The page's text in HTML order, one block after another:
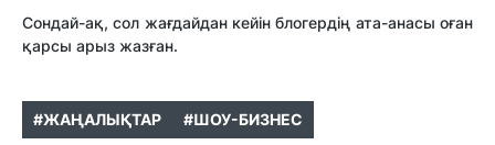
Сондай-ақ, сол жағдайдан кейін блогердің ата-анасы оған
қарсы арыз жазған.
#ЖАҢАЛЫҚТАР #ШОУ-БИЗНЕС